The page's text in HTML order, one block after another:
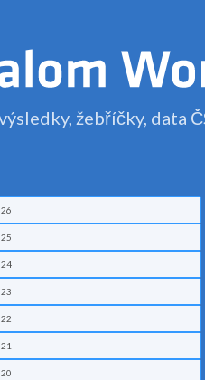
žebříčky, data